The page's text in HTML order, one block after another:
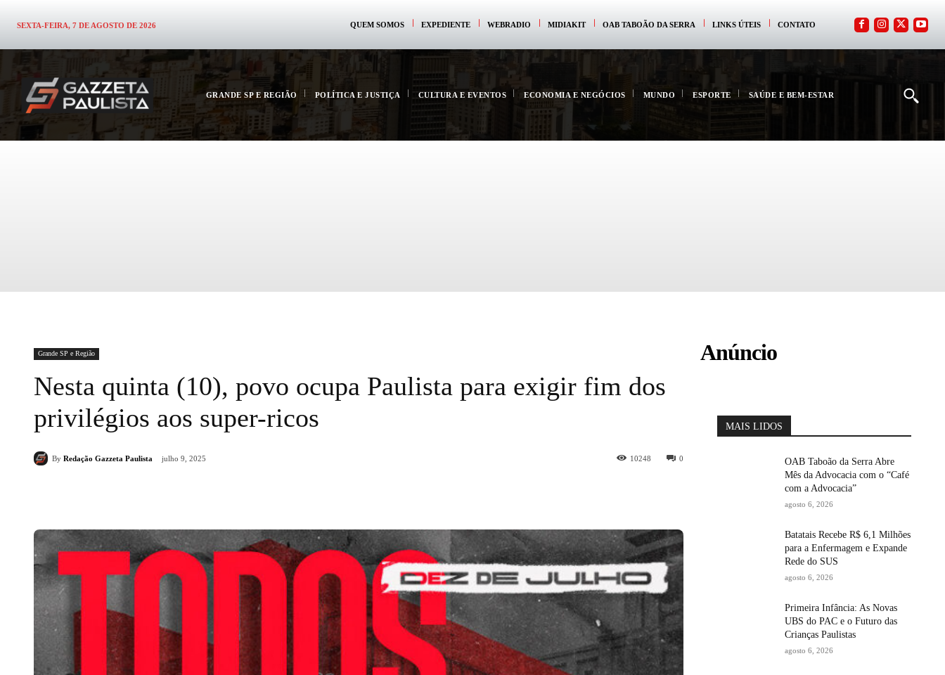
SEXTA-FEIRA, 7 DE AGOSTO DE 2026 QUEM SOMOS EXPEDIENTE WEBRADIO MIDIAKIT OAB TABOÃO DA SERRA LINKS ÚTEIS CONTATO
GRANDE SP E REGIÃO POLÍTICA E JUSTIÇA CULTURA E EVENTOS ECONOMIA E NEGÓCIOS MUNDO ESPORTE SAÚDE E BEM-ESTAR
Grande SP e Região
Nesta quinta (10), povo ocupa Paulista para exigir fim dos
privilégios aos super-ricos
By Redação Gazzeta Paulista julho 9, 2025 0
10248
Anúncio
MAIS LIDOS
OAB Taboão da Serra Abre
Mês da Advocacia com o “Café
com a Advocacia”
agosto 6, 2026
Batatais Recebe R$ 6,1 Milhões
para a Enfermagem e Expande
Rede do SUS
agosto 6, 2026
Primeira Infância: As Novas
UBS do PAC e o Futuro das
Crianças Paulistas
agosto 6, 2026